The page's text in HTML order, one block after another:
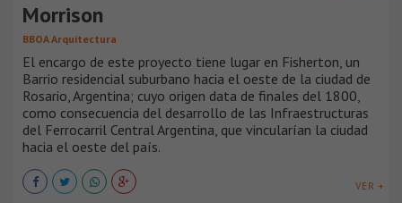
Morrison
BBOA Arquitectura
El encargo de este proyecto tiene lugar en Fisherton, un
Barrio residencial suburbano hacia el oeste de la ciudad de
Rosario, Argentina; cuyo origen data de finales del 1800,
como consecuencia del desarrollo de las Infraestructuras
del Ferrocarril Central Argentina, que vincularían la ciudad
hacia el oeste del país.
VER +